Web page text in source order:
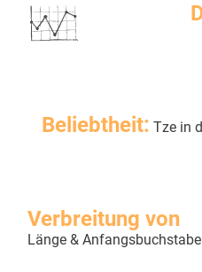
Beliebtheit: Tze in
Verbreitung von
Länge &